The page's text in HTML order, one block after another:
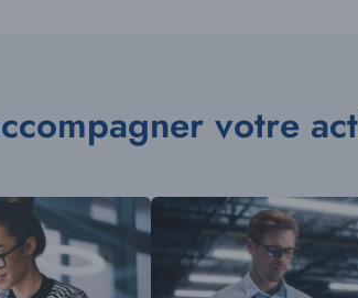
votre
Illustration
vignette